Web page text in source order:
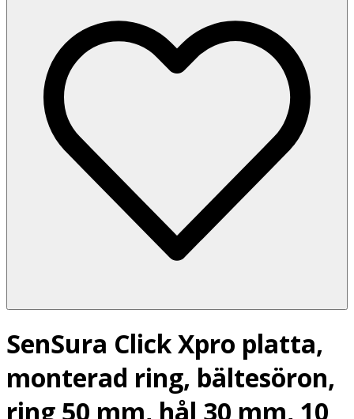
SenSura Click Xpro platta,
monterad ring, bältesöron,
ring 50 mm, hål 30 mm, 10